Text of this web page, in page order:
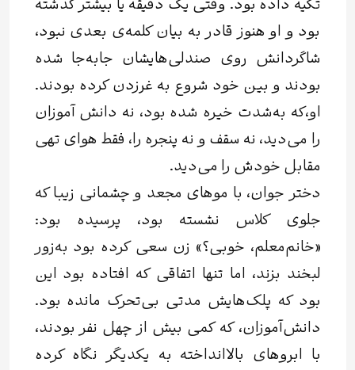
تکیه داده بود. وقتی یک دقیقه یا بیشتر گذشته
بود و او هنوز قادر به بیان کلمه‌ی بعدی نبود،
شاگردانش روی صندلی‌هایشان جابه‌جا شده
بودند و بین خود شروع به غرزدن کرده بودند.
او،که به‌‌شدت خیره شده بود، نه دانش آموزان
را می‌دید، نه سقف و نه پنجره را، فقط هوای تهی
مقابل خودش را می‌دید.
دختر جوان، با موهای مجعد و چشمانی زیبا که
جلوی کلاس نشسته بود، پرسیده بود:
«خانم‌معلم، خوبی؟» زن سعی کرده بود به‌زور
لبخند بزند، اما تنها اتفاقی که افتاده بود این
بود که پلک‌هایش مدتی بی‌تحرک مانده بود.
دانش‌آموزان، که کمی بیش از چهل نفر بودند،
با ابروهای بالاانداخته به یکدیگر نگاه کرده